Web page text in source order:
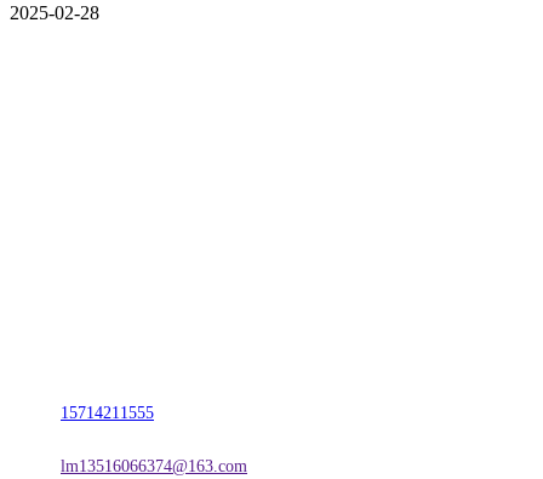
2025-02-28
15714211555
lm13516066374@163.com